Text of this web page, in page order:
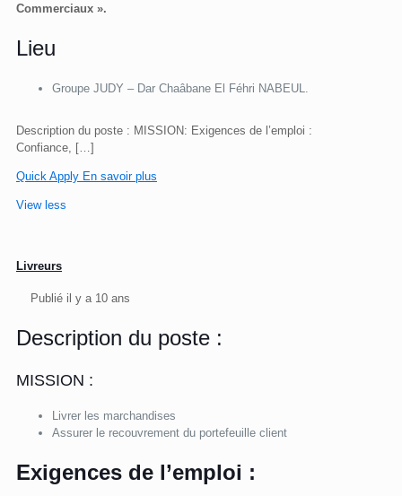
Commerciaux ».
Lieu
Groupe JUDY – Dar Chaâbane El Féhri NABEUL.
Description du poste : MISSION: Exigences de l’emploi :
Confiance, […]
Quick Apply En savoir plus
View less
Livreurs
Publié il y a 10 ans
Description du poste :
MISSION :
Livrer les marchandises
Assurer le recouvrement du portefeuille client
Exigences de l’emploi :